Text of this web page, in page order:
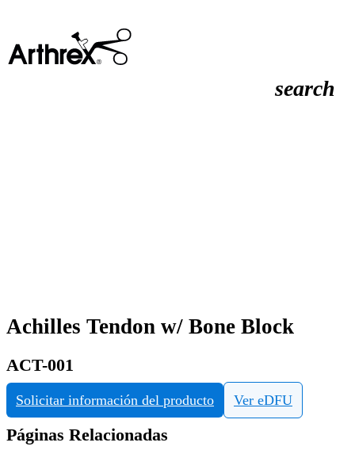
search
Achilles Tendon w/ Bone Block
ACT-001
Solicitar información del producto Ver eDFU
Páginas Relacionadas